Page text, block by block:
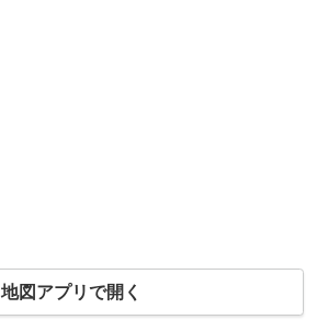
地図アプリで開く